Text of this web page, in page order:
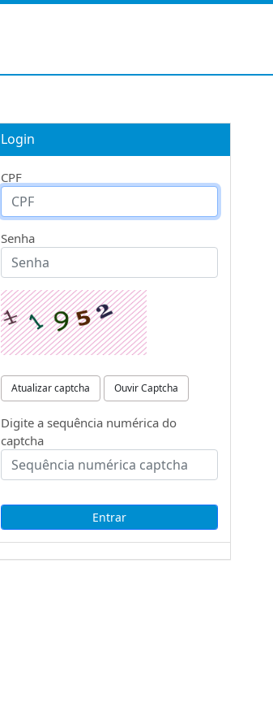
Login
CPF
Senha
Atualizar captcha Ouvir Captcha
Digite a sequência numérica do
captcha